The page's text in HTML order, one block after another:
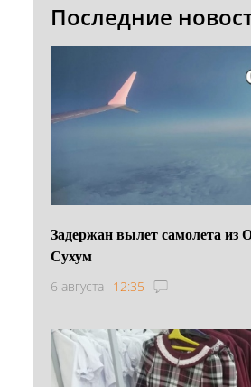
Последние
Задержан вылет самолета из
Сухум
6 августа 12:35